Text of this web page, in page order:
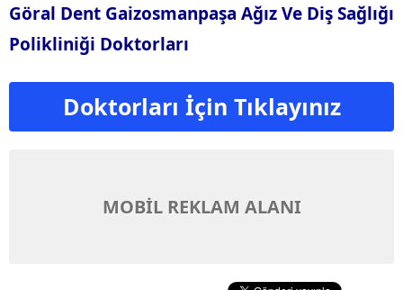
Göral Dent Gaizosmanpaşa Ağız Ve Diş Sağlığı
Polikliniği Doktorları
Doktorları İçin Tıklayınız
MOBİL REKLAM ALANI